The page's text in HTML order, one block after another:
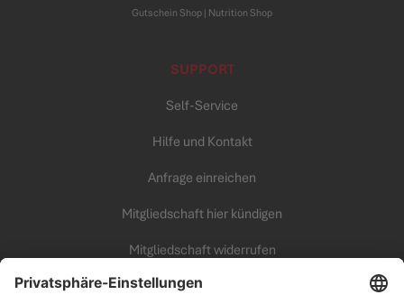
Gutschein Shop | Nutrition Shop
SUPPORT
Self-Service
Hilfe und Kontakt
Anfrage einreichen
Mitgliedschaft hier kündigen
Mitgliedschaft widerrufen
KARRIERE